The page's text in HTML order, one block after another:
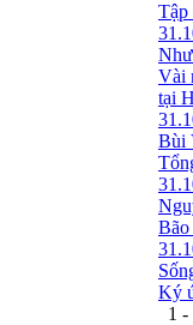
Tập
Vài
tại
Bùi
Bão
Ký
1 -